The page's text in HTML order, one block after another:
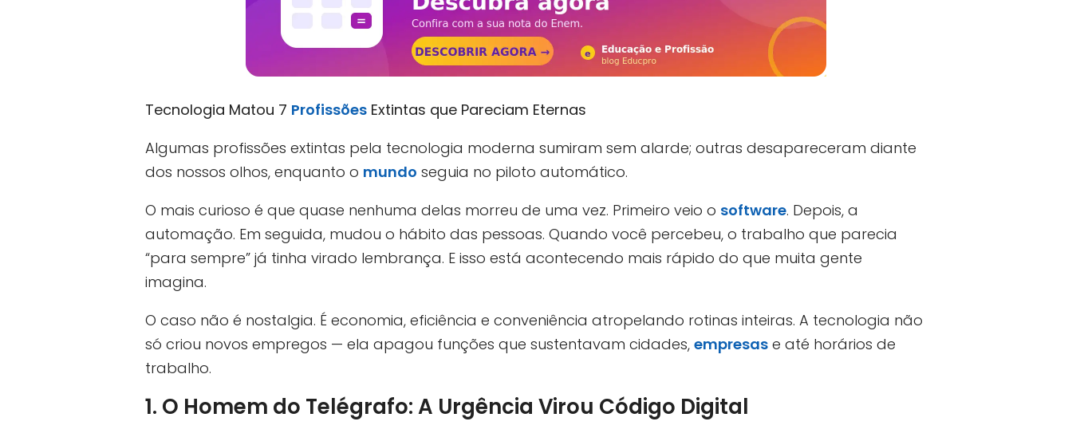
Tecnologia Matou 7 Profissões Extintas que Pareciam Eternas
Algumas profissões extintas pela tecnologia moderna sumiram sem alarde; outras desapareceram diante
dos nossos olhos, enquanto o mundo seguia no piloto automático.
O mais curioso é que quase nenhuma delas morreu de uma vez. Primeiro veio o software. Depois, a
automação. Em seguida, mudou o hábito das pessoas. Quando você percebeu, o trabalho que parecia
“para sempre” já tinha virado lembrança. E isso está acontecendo mais rápido do que muita gente
imagina.
O caso não é nostalgia. É economia, eficiência e conveniência atropelando rotinas inteiras. A tecnologia não
só criou novos empregos — ela apagou funções que sustentavam cidades, empresas e até horários de
trabalho.
1. O Homem do Telégrafo: A Urgência Virou Código Digital